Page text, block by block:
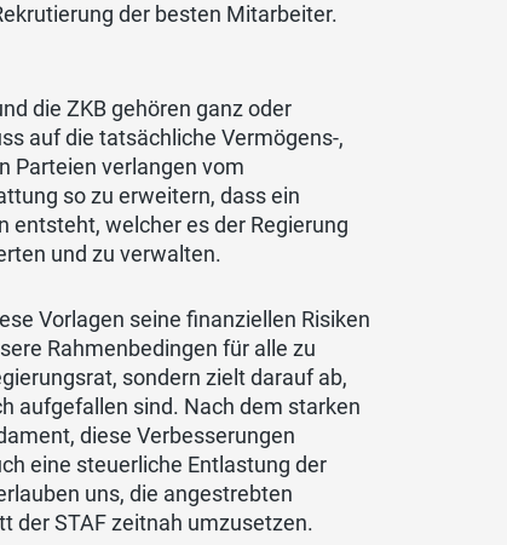
der besten Mitarbeiter.
die ZKB gehören ganz oder
auf die tatsächliche Vermögens-,
Parteien verlangen vom
so zu erweitern, dass ein
entsteht, welcher es der Regierung
und zu verwalten.
Vorlagen seine finanziellen Risiken
Rahmenbedingen für alle zu
sondern zielt darauf ab,
aufgefallen sind. Nach dem starken
diese Verbesserungen
eine steuerliche Entlastung der
uns, die angestrebten
der STAF zeitnah umzusetzen.